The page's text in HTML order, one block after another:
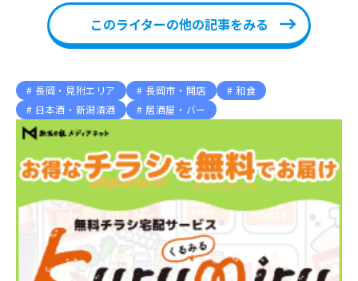
このライターの他の記事をみる
長岡・見附エリア 長岡市・開店
和食
日本酒・新潟清酒
居酒屋・バー